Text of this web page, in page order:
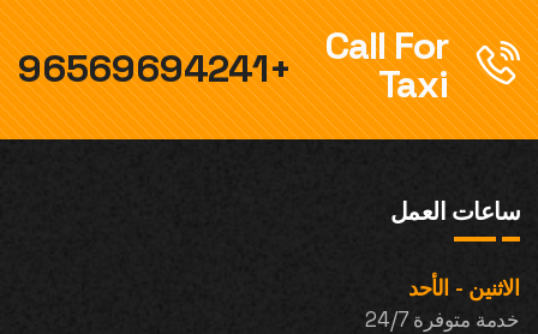
Call For
Taxi
+96569694241
ساعات العمل
الاثنين - الأحد
خدمة متوفرة 24/7